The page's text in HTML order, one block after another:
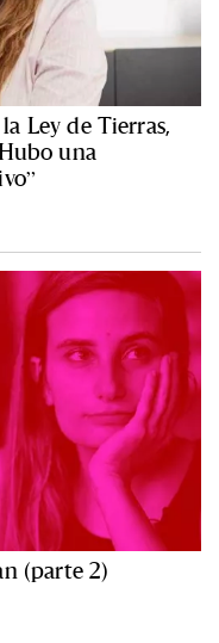
Ley de Tierras,
una
(parte 2)